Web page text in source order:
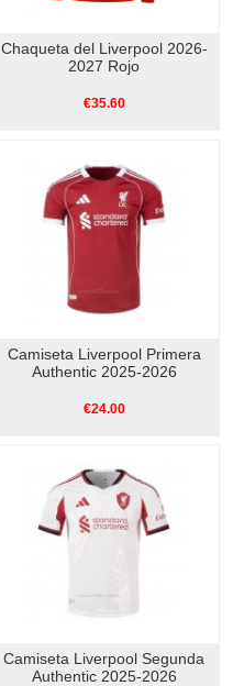
Chaqueta del Liverpool 2026-
2027 Rojo
€35.60
Camiseta Liverpool Primera
Authentic 2025-2026
€24.00
Camiseta Liverpool Segunda
Authentic 2025-2026